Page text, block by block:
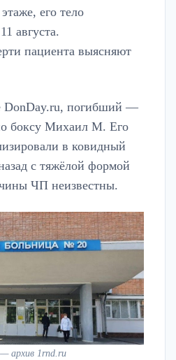
его тело
августа.
пациента выясняют
DonDay.ru, погибший —
боксу Михаил М. Его
в ковидный
с тяжёлой формой
ЧП неизвестны.
архив 1rnd.ru